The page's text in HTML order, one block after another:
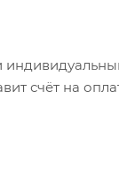
счёт на